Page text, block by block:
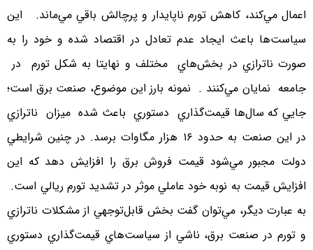
اعمال مي‌كند، كاهش تورم ناپايدار و پرچالش باقي مي‌ماند. اين
سياست‌ها باعث ايجاد عدم تعادل در اقتصاد شده و خود را به
صورت ناترازي در بخش‌هاي مختلف و نهايتا به شكل تورم در
جامعه نمايان مي‌كنند . نمونه بارز اين موضوع، صنعت برق است؛
جايي كه سال‌ها قيمت‌گذاري دستوري باعث شده ميزان ناترازي
در اين صنعت به حدود ۱۶ هزار مگاوات برسد. در چنين شرايطي
دولت مجبور مي‌شود قيمت فروش برق را افزايش دهد كه اين
افزايش قيمت به نوبه خود عاملي موثر در تشديد تورم ريالي است.
به عبارت ديگر، مي‌توان گفت بخش قابل‌توجهي از مشكلات ناترازي
و تورم در صنعت برق، ناشي از سياست‌هاي قيمت‌گذاري دستوري